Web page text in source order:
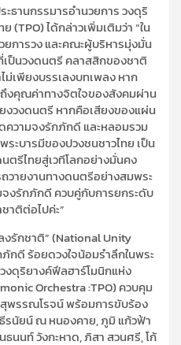
านกรรมารอำนวยการ วงดุริ
(TPO) ได้กล่าวเพิ่มเติมว่า “ใน
การวง และคณะผู้บริหารมุ่งมั่น
เป็นวงดนตรี คลาสสิกของชาติ
เพียงบรรเลงบทเพลง หาก
คุณค่าทางจิตใจของสังคมผ่าน
งวงดนตรี หากคือเสียงของแผ่น
วามจงรักภักดี และหลอมรวม
ระบารมีของปวงชนชาวไทย เป็น
รีไทยสู่เวทีโลกอย่างมั่นคง
ายงานทางดนตรีอย่างสมพระ
งรักภักดี ควบคู่กับการยกระดับ
าติต่อไปค่ะ”
รักชาติ” (National Unity
กดี ร้อยดวงใจน้อมรำลึกในพระ
งดุริยางค์ฟีลฮาร์โมนิกแห่ง
Orchestra :TPO) ควบคุม
พรรณโรจน์ พร้อมการขับร้อง
นัยน์ ณ หนองคาย, ภูมิ แก้วฟ้า
นท์ วังกะหาด, ภิสา สวนศรี, โก้